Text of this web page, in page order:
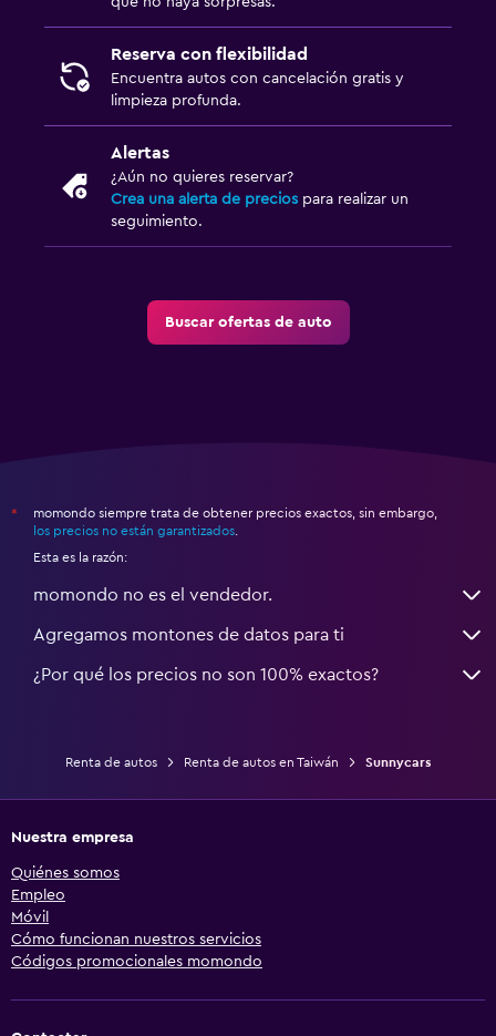
Reserva con flexibilidad
Encuentra autos con cancelación gratis y
limpieza profunda.
Alertas
¿Aún no quieres reservar?
Crea una alerta de precios para realizar un
seguimiento.
Buscar ofertas de auto
*
momondo siempre trata de obtener precios exactos, sin embargo,
los precios no están garantizados.
Esta es la razón:
momondo no es el vendedor.
Agregamos montones de datos para ti
¿Por qué los precios no son 100% exactos?
Renta de autos Renta de autos en Taiwán Sunnycars
Nuestra empresa
Quiénes somos
Empleo
Móvil
Cómo funcionan nuestros servicios
Códigos promocionales momondo